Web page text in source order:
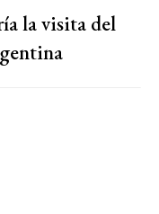
la visita del